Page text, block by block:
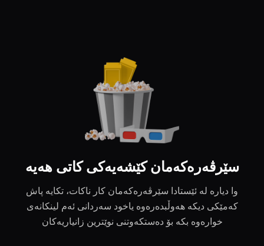
سێرڤەرەکەمان کێشەیەکی کاتی هەیە
وا دیارە لە ئێستادا سێرڤەرەکەمان کار ناکات، تکایە پاش
کەمێکی دیکە هەوڵبدەرەوە یاخود سەردانی ئەم لینکانەی
خوارەوە بکە بۆ دەستکەوتنی نوێترین زانیاریەکان